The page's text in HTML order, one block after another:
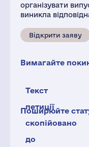
організувати
виникла
Відкрити заяву
Вимагайте
Текст
петиції
скопійовано
до
Поширюйте